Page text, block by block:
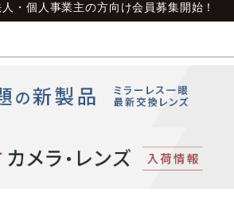
・個人事業主の方向け会員募集開始！